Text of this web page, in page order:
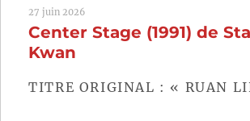
27 juin 2026
Center Stage (1991) de
Kwan
TITRE ORIGINAL : « RUAN